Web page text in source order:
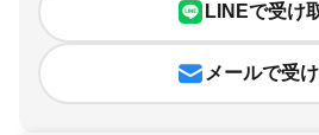
LINEで受け
メールで受